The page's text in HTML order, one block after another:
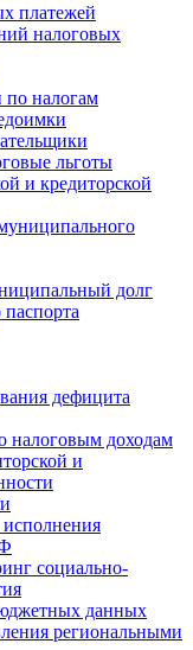
платежей
налоговых
по налогам
льготы
и кредиторской
долг
дефицита
налоговым доходам
и
социально-
данных
региональными